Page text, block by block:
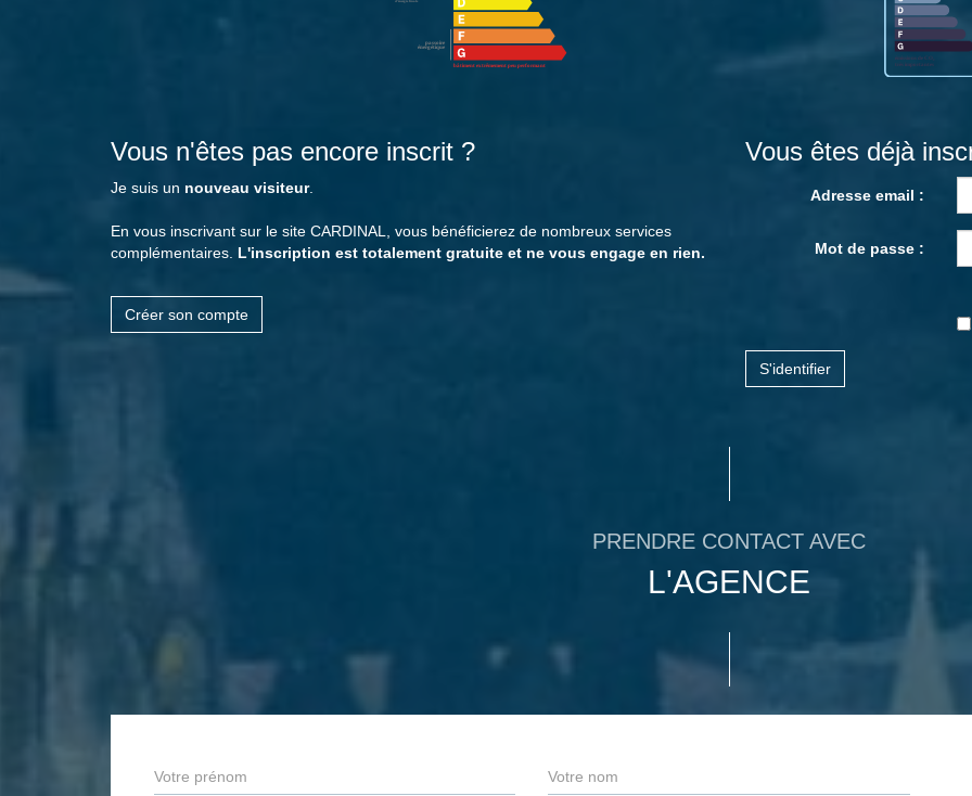
Vous n'êtes pas encore inscrit ?
Je suis un nouveau visiteur.
En vous inscrivant sur le site CARDINAL, vous bénéficierez de nombreux services
complémentaires. L'inscription est totalement gratuite et ne vous engage en rien.
Créer son compte
Vous êtes déjà
Adresse email :
Mot de passe :
S'identifier
PRENDRE CONTACT AVEC
L'AGENCE